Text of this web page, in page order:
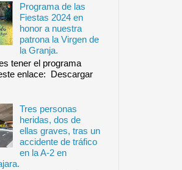
Programa de las
Fiestas 2024 en
honor a nuestra
patrona la Virgen de
la Granja.
tener el programa
enlace: Descargar
Tres personas
heridas, dos de
ellas graves, tras un
accidente de tráfico
en la A-2 en